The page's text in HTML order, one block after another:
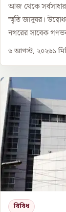
আজ থেকে
স্মৃতি জাদুঘর।
নগরের সাবেক
৬ আগস্ট, ২০২৬১
বিবিধ